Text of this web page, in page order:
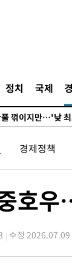
정치 국제
81.4㎜ 물폭탄…
근 천종산삼 9뿌
고야 아시안게임
풀 꺾이지만…'낮
색·성접대 논란'
염 지속…강원동
81.4㎜ 물폭탄…
질 나섰다 실종 60
고야 아시안게임
경제정책
호
수정